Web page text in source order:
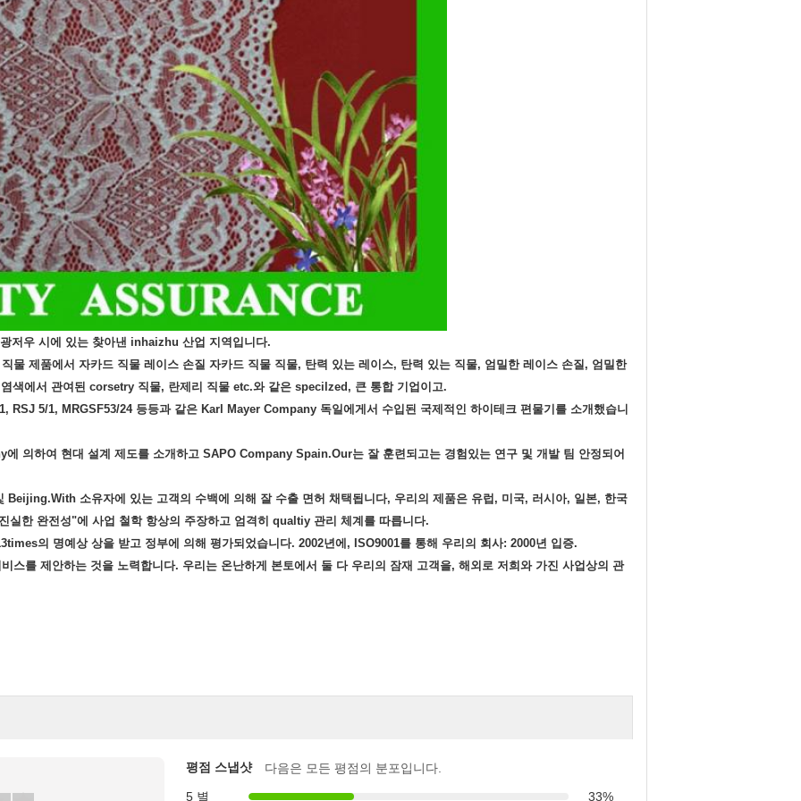
저우 시에 있는 찾아낸 inhaizhu 산업 지역입니다.
물 제품에서 자카드 직물 레이스 손질 자카드 직물 직물, 탄력 있는 레이스, 탄력 있는 직물, 엄밀한 레이스 손질, 엄밀한
색에서 관여된 corsetry 직물, 란제리 직물 etc.와 같은 specilzed, 큰 통합 기업이고.
RSJ 5/1, MRGSF53/24 등등과 같은 Karl Mayer Company 독일에게서 수입된 국제적인 하이테크 편물기를 소개했습니
의하여 현대 설계 제도를 소개하고 SAPO Company Spain.Our는 잘 훈련되고는 경험있는 연구 및 개발 팀 안정되어
Beijing.With 소유자에 있는 고객의 수백에 의해 잘 수출 면허 채택됩니다, 우리의 제품은 유럽, 미국, 러시아, 일본, 한국
실한 완전성"에 사업 철학 항상의 주장하고 엄격히 qualtiy 관리 체계를 따릅니다.
의 명예상 상을 받고 정부에 의해 평가되었습니다. 2002년에, ISO9001를 통해 우리의 회사: 2000년 입증.
스를 제안하는 것을 노력합니다. 우리는 온난하게 본토에서 둘 다 우리의 잠재 고객을, 해외로 저희와 가진 사업상의 관
평점 스냅샷
다음은 모든 평점의 분포입니다.
5 별
33%